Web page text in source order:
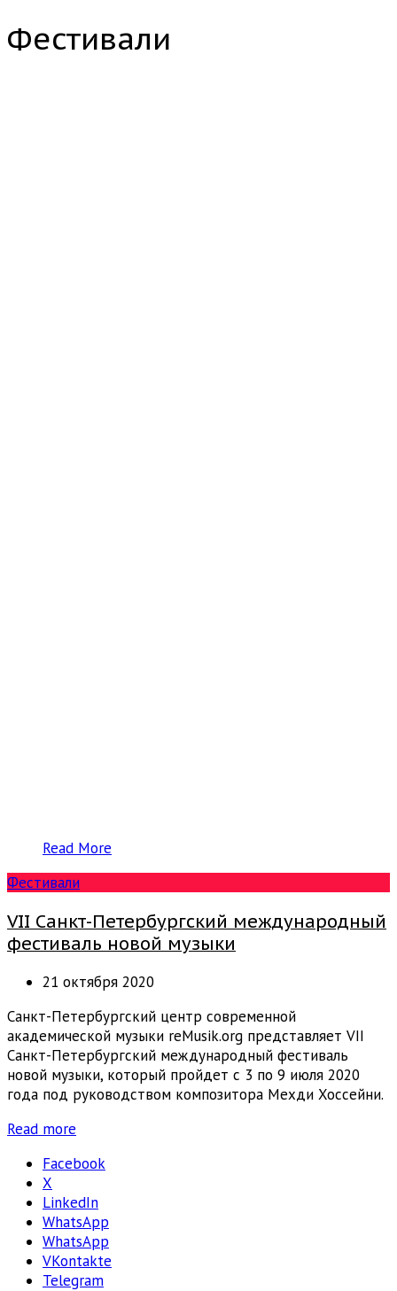
Фестивали
Read More
Фестивали
VII Санкт-Петербургский международный
фестиваль новой музыки
21 октября 2020
Санкт-Петербургский центр современной
академической музыки reMusik.org представляет VII
Санкт-Петербургский международный фестиваль
новой музыки, который пройдет с 3 по 9 июля 2020
года под руководством композитора Мехди Хоссейни.
Read more
Facebook
X
LinkedIn
WhatsApp
WhatsApp
VKontakte
Telegram